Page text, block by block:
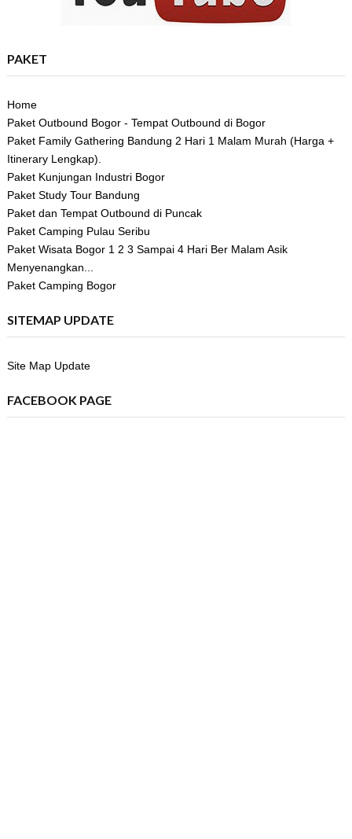
PAKET
Home
Paket Outbound Bogor - Tempat Outbound di Bogor
Paket Family Gathering Bandung 2 Hari 1 Malam Murah (Harga +
Itinerary Lengkap).
Paket Kunjungan Industri Bogor
Paket Study Tour Bandung
Paket dan Tempat Outbound di Puncak
Paket Camping Pulau Seribu
Paket Wisata Bogor 1 2 3 Sampai 4 Hari Ber Malam Asik
Menyenangkan...
Paket Camping Bogor
SITEMAP UPDATE
Site Map Update
FACEBOOK PAGE